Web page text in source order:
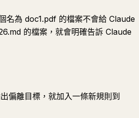
名為 doc1.pdf 的檔案不會給 Claude
的檔案，就會明確告訴 Claude
偏離目標，就加入一條新規則到